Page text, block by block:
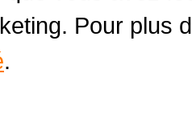
Pour plus
.